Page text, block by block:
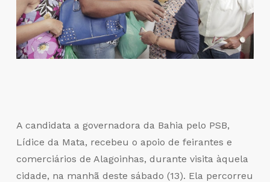
A candidata a governadora da Bahia pelo PSB,
Lídice da Mata, recebeu o apoio de feirantes e
comerciários de Alagoinhas, durante visita àquela
cidade, na manhã deste sábado (13). Ela percorreu